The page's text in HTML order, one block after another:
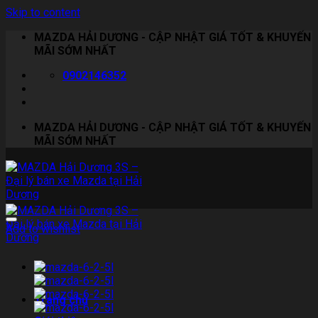
Skip to content
MAZDA HẢI DƯƠNG - CẬP NHẬT GIÁ TỐT & KHUYẾN
MÃI SỚM NHẤT
0902146352
MAZDA HẢI DƯƠNG - CẬP NHẬT GIÁ TỐT & KHUYẾN
MÃI SỚM NHẤT
Trang chủ
Add to wishlist